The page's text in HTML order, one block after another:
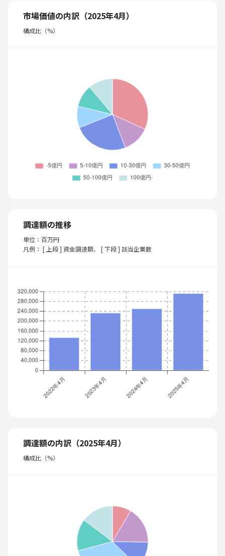
市場価値の内訳（2025年4月）
構成比（%）
調達額の推移
単位：百万円
凡例： [ 上段 ] 資金調達額、 [ 下段 ] 該当企業数
調達額の内訳（2025年4月）
構成比（%）